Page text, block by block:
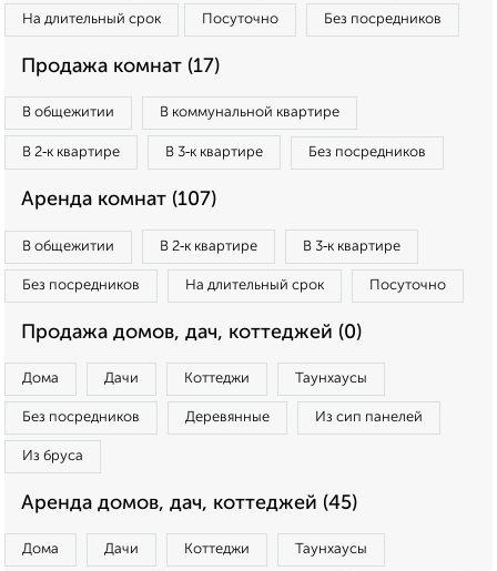
На длительный срок Посуточно Без посредников
Продажа комнат (17)
В общежитии В коммунальной квартире
В 2‑к квартире В 3‑к квартире Без посредников
Аренда комнат (107)
В общежитии В 2‑к квартире В 3‑к квартире
Без посредников На длительный срок Посуточно
Продажа домов, дач, коттеджей (0)
Дома Дачи Коттеджи Таунхаусы
Без посредников Деревянные Из сип панелей
Из бруса
Аренда домов, дач, коттеджей (45)
Дома Дачи Коттеджи Таунхаусы